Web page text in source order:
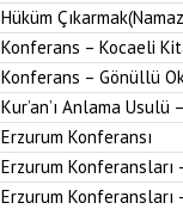
Hüküm
Konferans – Kocaeli
Konferans – Gönüllü
Kur’an’ı Anlama Usulü
Erzurum Konferansı
Erzurum Konferansları
Erzurum